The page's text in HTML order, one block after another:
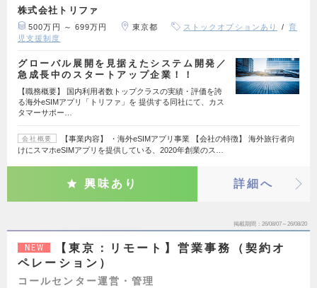
株式会社トリファ
500万円 ～ 699万円 東京都 ストックオプションあり
育
児支援制度
グローバル展開を見据えたシステム開発／
急成長中のスタートアップ企業！！
【職務概要】 国内利用者数トップクラスの実績・評価を誇
る海外eSIMアプリ「トリファ」を 提供する同社にて、カス
タマーサポー…
会社概要
【事業内容】 ・海外eSIMアプリ事業 【会社の特徴】 海外旅行者向
けにスマホeSIMアプリを提供している、2020年創業のス…
興味あり 詳細へ
掲載期間 26/08/07～26/08/20
NEW
【東京：リモート】営業事務（契約オ
ペレーション）
コールセンター運営・管理